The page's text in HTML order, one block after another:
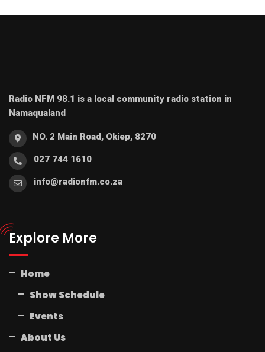
Radio NFM 98.1 is a local community radio station in
Namaqualand
NO. 2 Main Road, Okiep, 8270
027 744 1610
info@radionfm.co.za
Explore More
Home
Show Schedule
Events
About Us